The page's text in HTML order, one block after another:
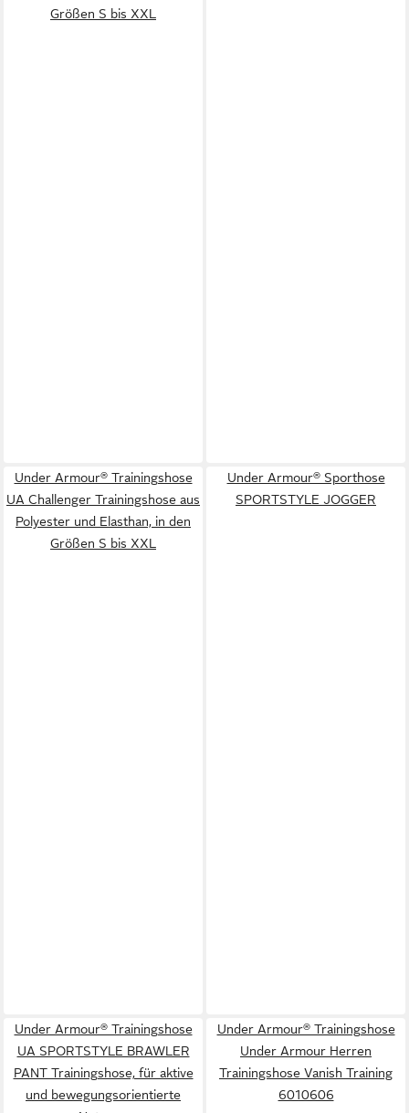
Größen S bis XXL
Under Armour® Trainingshose
UA Challenger Trainingshose aus
Polyester und Elasthan, in den
Größen S bis XXL
Under Armour® Sporthose
SPORTSTYLE JOGGER
Under Armour® Trainingshose
UA SPORTSTYLE BRAWLER
PANT Trainingshose, für aktive
und bewegungsorientierte
Under Armour® Trainingshose
Under Armour Herren
Trainingshose Vanish Training
6010606